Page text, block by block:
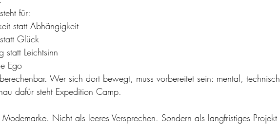
für:
statt Abhängigkeit
Glück
statt Leichtsinn
Ego
Wer sich dort bewegt, muss vorbereitet sein: mental, technisch
dafür steht Expedition Camp.
Nicht als leeres Versprechen. Sondern als langfristiges Projekt